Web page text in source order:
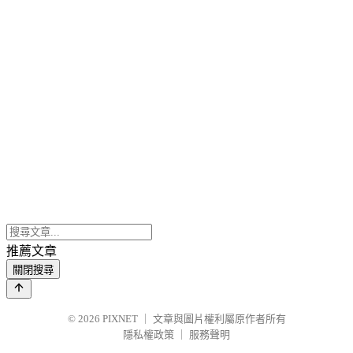
推薦文章
關閉搜尋
© 2026 PIXNET
文章與圖片權利屬原作者所有
隱私權政策
服務聲明